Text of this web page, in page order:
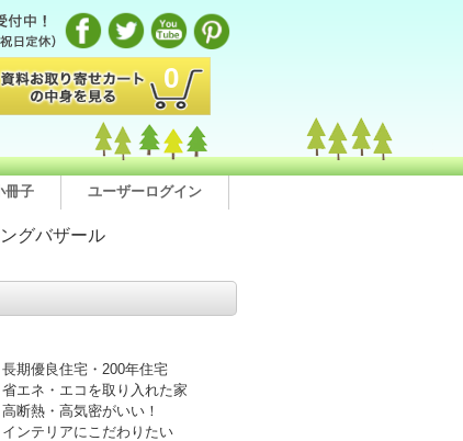
0
冊子 ユーザーログイン
グバザール
長期優良住宅・200年住宅
省エネ・エコを取り入れた家
高断熱・高気密がいい！
インテリアにこだわりたい